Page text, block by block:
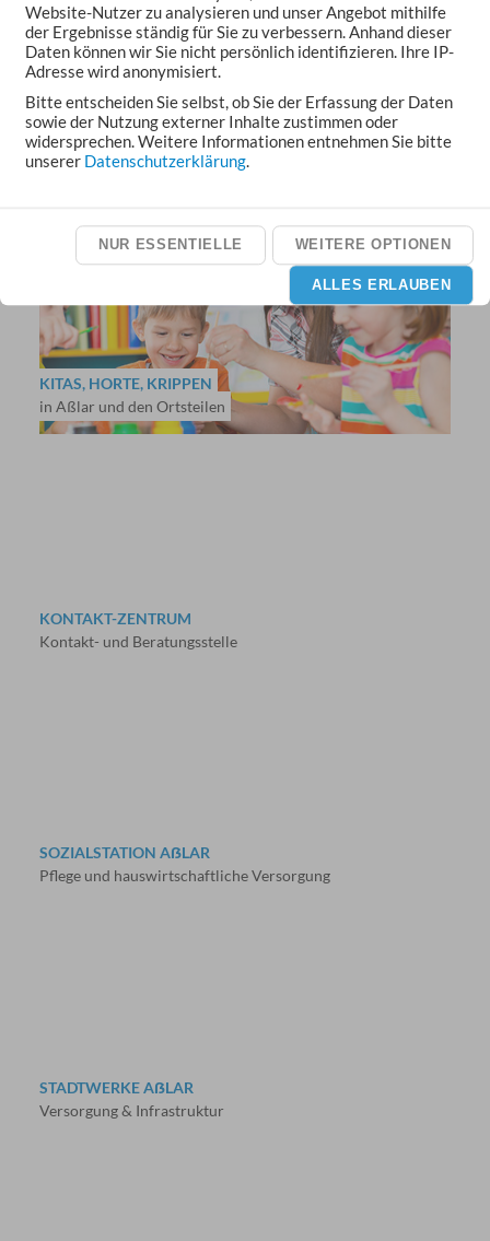
VERANSTALTUNGEN
Feste, Märkte, Konzerte und Theater
KITAS, HORTE, KRIPPEN
in Aßlar und den Ortsteilen
KONTAKT-ZENTRUM
Kontakt- und Beratungsstelle
SOZIALSTATION AẞLAR
Pflege und hauswirtschaftliche Versorgung
STADTWERKE AẞLAR
Versorgung & Infrastruktur
Website-Nutzer zu analysieren und unser Angebot mithilfe
der Ergebnisse ständig für Sie zu verbessern. Anhand dieser
Daten können wir Sie nicht persönlich identifizieren. Ihre IP-
Adresse wird anonymisiert.
Bitte entscheiden Sie selbst, ob Sie der Erfassung der Daten
sowie der Nutzung externer Inhalte zustimmen oder
widersprechen. Weitere Informationen entnehmen Sie bitte
unserer Datenschutzerklärung.
NUR ESSENTIELLE WEITERE OPTIONEN
ALLES ERLAUBEN